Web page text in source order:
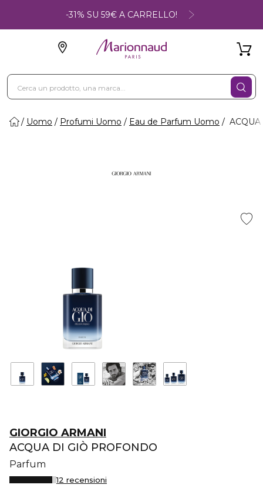
-31% SU 59€ A CARRELLO!
Uomo Profumi Uomo Eau de Parfum Uomo
GIORGIO ARMANI
ACQUA DI GIÒ PROFONDO
Parfum
12 recensioni